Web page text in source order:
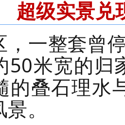
超级实景兑
，一整套曾
50米宽的归
的叠石理水
。